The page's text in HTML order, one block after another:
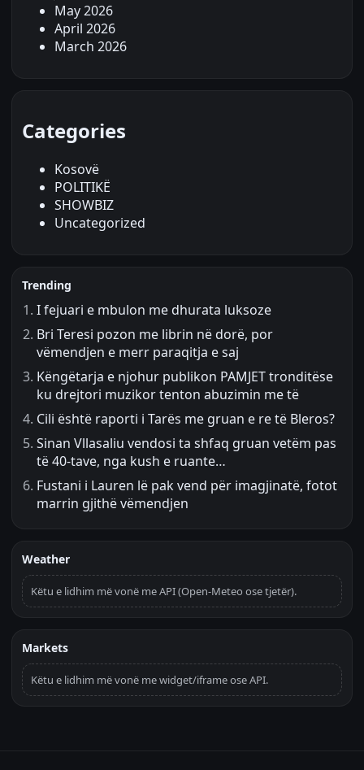
May 2026
April 2026
March 2026
Categories
Kosovë
POLITIKË
SHOWBIZ
Uncategorized
Trending
I fejuari e mbulon me dhurata luksoze
Bri Teresi pozon me librin në dorë, por
vëmendjen e merr paraqitja e saj
Këngëtarja e njohur publikon PAMJET tronditëse
ku drejtori muzikor tenton abuzimin me të
Cili është raporti i Tarës me gruan e re të Bleros?
Sinan Vllasaliu vendosi ta shfaq gruan vetëm pas
të 40-tave, nga kush e ruante…
Fustani i Lauren lë pak vend për imagjinatë, fotot
marrin gjithë vëmendjen
Weather
Këtu e lidhim më vonë me API (Open-Meteo ose tjetër).
Markets
Këtu e lidhim më vonë me widget/iframe ose API.